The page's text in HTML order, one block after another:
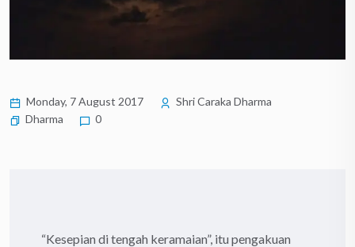
Monday, 7 August 2017
Shri Caraka Dharma
Dharma
0
“Kesepian di tengah keramaian”, itu pengakuan